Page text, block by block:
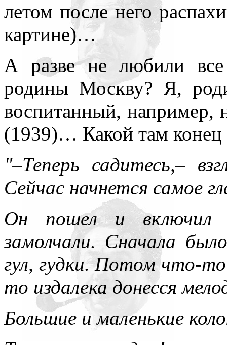
летом после него
картине)…
А разве не любили
родины Москву? Я,
воспитанный, например,
(1939)… Какой там конец
"–Теперь садитесь,–
Сейчас начнется самое
Он пошел и включил
замолчали. Сначала
гул, гудки. Потом что-
то издалека донесся
Большие и маленькие